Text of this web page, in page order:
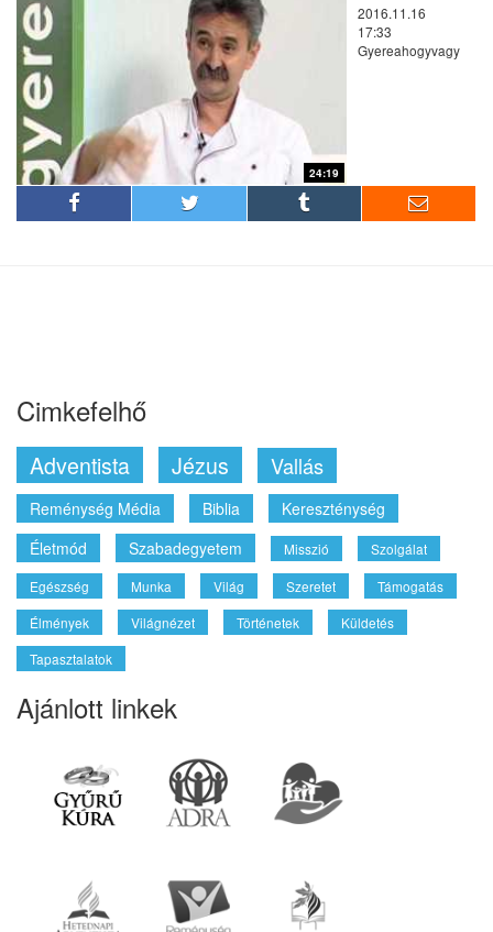
24:19
2016.11.16
17:33
Gyereahogyvagy
Cimkefelhő
Adventista Jézus Vallás
Reménység Média Biblia
Kereszténység
Életmód
Szabadegyetem Misszió
Szolgálat
Egészség
Munka Világ Szeretet
Támogatás
Élmények
Világnézet Történetek
Küldetés
Tapasztalatok
Ajánlott linkek